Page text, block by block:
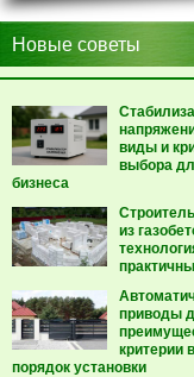
Новые советы
виды и
выбора
бизнеса
из
приводы
критерии
порядок установки